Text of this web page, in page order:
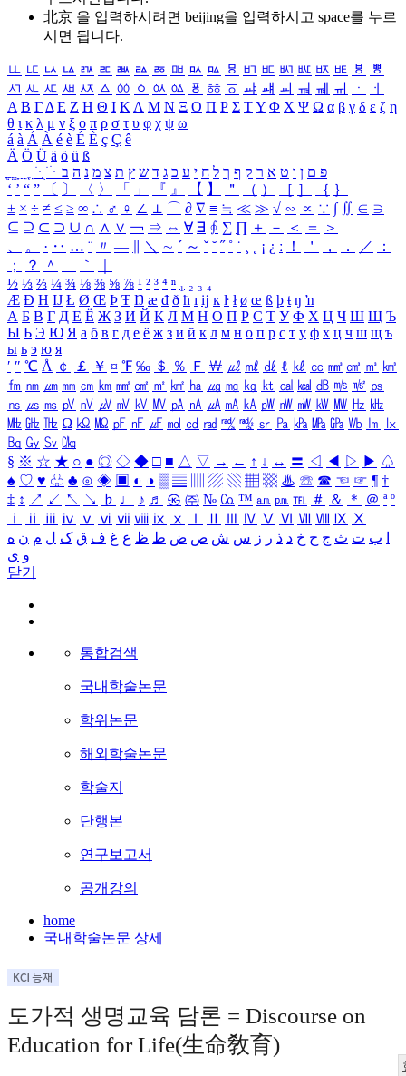
北京 을 입력하시려면 beijing을 입력하시고 space를 누르
시면 됩니다.
ㅥ ㅦ ㅧ ㅨ ㅩ ㅪ ㅫ ㅬ ㅭ ㅮ ㅯ ㅰ ㅱ ㅲ ㅳ ㅴ ㅵ ㅶ ㅷ ㅸ
ㅹ
ㅺ ㅻ ㅼ ㅽ ㅾ ㅿ ㆀ ㆁ ㆂ ㆃ ㆄ ㆅ ㆆ ㆇ ㆈ ㆉ ㆊ ㆋ ㆌ ㆍ
ㆎ
Α Β ΓΔ Ε Ζ Η Θ Ι ΚΛ Μ Ν Ξ Ο Π Ρ Σ ΤΥ Φ Χ Ψ Ω α β γ δ ε ζ η
θ ι κ λ μ ν ξ ο π ρ σ τ υ φ χ ψ ω
á à Á À é è É È ç Ç ê
Ä Ö Ü ä ö ü ß
ִֶֹ ֻּ ׁׂ פ ם ן ו ט א ר ק ף ך ל ח י ע כ ג ד ש ץ ת צ מ נ ה ב
‘ ’ “ ” 〔 〕 〈 〉 「 」 『 』 【 】 ＂ （ ） ［ ］ ｛ ｝
± × ÷ ≠ ≤ ≥ ∞ ∴ ♂ ♀ ∠ ⊥ ⌒ ∂ ∇ ≡ ≒ ≪ ≫ √ ∽ ∝ ∵ ∫ ∬ ∈ ∋
⊆ ⊇ ⊂ ⊃ ∪ ∩ ∧ ∨ ￢ ⇒ ⇔ ∀ ∃ ∮ ∑ ∏ ＋ － ＜ ＝
＞
、
。 · ‥ … ¨ 〃 ― ＼ ∼ ´ ～ ˇ ˘ ˝ ˚ ˙ ¸ ¡ ¿ ː ！ ＇ ， ． ／
：
；
？ ＾ ｀
½ ⅓ ⅔ ¼ ¾ ⅛ ⅜ ⅝ ⅞ ¹ ² ³ ⁴ ⁿ ₁ ₂ ₃ ₄
Æ Ð Ħ Ĳ Ł Ø Œ Þ Ŧ Ŋ æ đ ð ħ ı ĳ ĸ ŀ ł ø œ ß þ ŧ ŋ ŉ
А Б В Г Д Е Ё Ж З И Й К Л М Н О П Р С Т У Ф Х Ц Ч Ш Щ Ъ
Ы Ь Э Ю Я а б в г д е ё ж з и й к л м н о п р с т у ф х ц ч ш щ ъ
ы ь э ю я
′ ″ ℃ Å ￠ ￡ ￥ ¤ ℉ ‰ ＄ ％ Ｆ ￦ ㎕ ㎖ ㎗ ℓ ㎘ ㏄ ㎣ ㎤ ㎥ ㎦
㎙ ㎚ ㎛ ㎜ ㎝ ㎞ ㎟ ㎠ ㎡ ㎢ ㏊ ㎍ ㎎ ㎏ ㏏ ㎈ ㎉ ㏈ ㎧ ㎨ ㎰
㎱ ㎲ ㎳ ㎴ ㎵ ㎶ ㎷ ㎸ ㎹ ㎀ ㎁ ㎂ ㎃ ㎄ ㎺ ㎻ ㎽ ㎾ ㎿ ㎐ ㎑
㎒ ㎓ ㎔ Ω ㏀ ㏁ ㎊ ㎋ ㎌ ㏖ ㏅ ㎭ ㎮ ㎯ ㏛ ㎩ ㎪ ㎫ ㎬ ㏝ ㏐
㏓
㏃ ㏉ ㏜ ㏆
§ ※ ☆ ★ ○ ● ◎ ◇ ◆ □ ■ △ ▽ → ← ↑ ↓ ↔ 〓 ◁ ◀ ▷ ▶ ♤
♠ ♡ ♥ ♧ ♣ ⊙ ◈ ▣ ◐ ◑ ▒ ▤ ▨ ▧ ▦ ▩ ♨ ☏ ☎ ☜ ☞ ¶ †
‡ ↕ ↗ ↙ ↖ ↘ ♭ ♩ ♪ ♬ ㉿ ㈜ № ㏇ ™ ㏂ ㏘ ℡ ＃ ＆ ＊ ＠ ª º
ⅰ
ⅱ ⅲ ⅳ ⅴ ⅵ ⅶ ⅷ ⅸ ⅹ Ⅳ Ⅴ Ⅵ Ⅶ Ⅷ Ⅸ Ⅹ
ب ت ث ج ح خ د ذ ر ز س ش ص ض ط ظ ع غ ف ق ک ل م ن ه
و ی
닫기
통합검색
국내학술논문
학위논문
해외학술논문
학술지
단행본
연구보고서
공개강의
home
국내학술논문 상세
도가적 생명교육 담론 = Discourse on
Education for Life(生命敎育)